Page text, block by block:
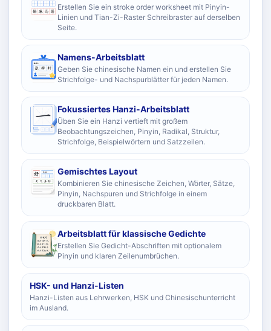
Erstellen Sie ein stroke order worksheet mit Pinyin-
Linien und Tian-Zi-Raster Schreibraster auf derselben
Seite.
Namens-Arbeitsblatt
Geben Sie chinesische Namen ein und erstellen Sie
Strichfolge- und Nachspurblätter für jeden Namen.
Fokussiertes Hanzi-Arbeitsblatt
Üben Sie ein Hanzi vertieft mit großem
Beobachtungszeichen, Pinyin, Radikal, Struktur,
Strichfolge, Beispielwörtern und Satzzeilen.
Gemischtes Layout
Kombinieren Sie chinesische Zeichen, Wörter, Sätze,
Pinyin, Nachspuren und Strichfolge in einem
druckbaren Blatt.
Arbeitsblatt für klassische Gedichte
Erstellen Sie Gedicht-Abschriften mit optionalem
Pinyin und klaren Zeilenumbrüchen.
HSK- und Hanzi-Listen
Hanzi-Listen aus Lehrwerken, HSK und Chinesischunterricht
im Ausland.